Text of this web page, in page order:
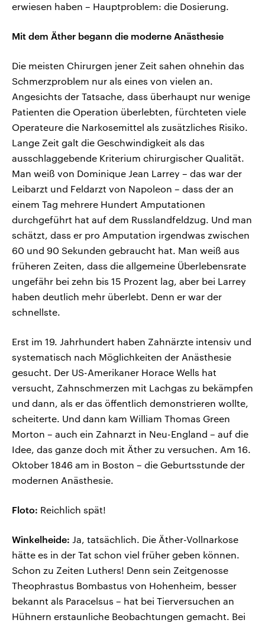
erwiesen haben – Hauptproblem: die Dosierung.
Mit dem Äther begann die moderne Anästhesie
Die meisten Chirurgen jener Zeit sahen ohnehin das
Schmerzproblem nur als eines von vielen an.
Angesichts der Tatsache, dass überhaupt nur wenige
Patienten die Operation überlebten, fürchteten viele
Operateure die Narkosemittel als zusätzliches Risiko.
Lange Zeit galt die Geschwindigkeit als das
ausschlaggebende Kriterium chirurgischer Qualität.
Man weiß von Dominique Jean Larrey – das war der
Leibarzt und Feldarzt von Napoleon – dass der an
einem Tag mehrere Hundert Amputationen
durchgeführt hat auf dem Russlandfeldzug. Und man
schätzt, dass er pro Amputation irgendwas zwischen
60 und 90 Sekunden gebraucht hat. Man weiß aus
früheren Zeiten, dass die allgemeine Überlebensrate
ungefähr bei zehn bis 15 Prozent lag, aber bei Larrey
haben deutlich mehr überlebt. Denn er war der
schnellste.
Erst im 19. Jahrhundert haben Zahnärzte intensiv und
systematisch nach Möglichkeiten der Anästhesie
gesucht. Der US-Amerikaner Horace Wells hat
versucht, Zahnschmerzen mit Lachgas zu bekämpfen
und dann, als er das öffentlich demonstrieren wollte,
scheiterte. Und dann kam William Thomas Green
Morton – auch ein Zahnarzt in Neu-England – auf die
Idee, das ganze doch mit Äther zu versuchen. Am 16.
Oktober 1846 am in Boston – die Geburtsstunde der
modernen Anästhesie.
Floto: Reichlich spät!
Winkelheide: Ja, tatsächlich. Die Äther-Vollnarkose
hätte es in der Tat schon viel früher geben können.
Schon zu Zeiten Luthers! Denn sein Zeitgenosse
Theophrastus Bombastus von Hohenheim, besser
bekannt als Paracelsus – hat bei Tierversuchen an
Hühnern erstaunliche Beobachtungen gemacht. Bei